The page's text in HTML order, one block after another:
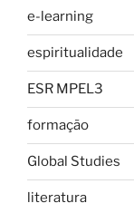
e-learning
espiritualidade
ESR MPEL3
formação
Global Studies
literatura